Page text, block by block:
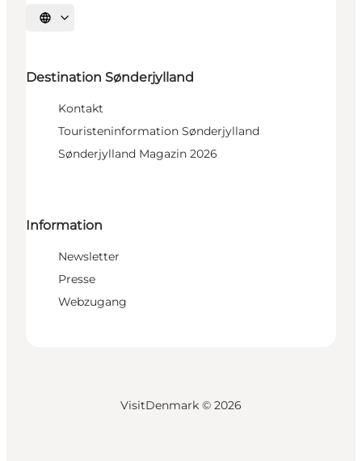
Sprache auswählen
Destination Sønderjylland
Kontakt
Touristeninformation Sønderjylland
Sønderjylland Magazin 2026
Information
Newsletter
Presse
Webzugang
VisitDenmark © 2026